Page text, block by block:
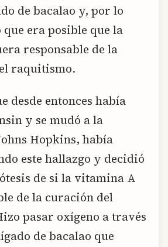
de bacalao y, por lo
era posible que la
responsable de la
raquitismo.
desde entonces había
y se mudó a la
Hopkins, había
este hallazgo y decidió
de si la vitamina A
de la curación del
pasar oxígeno a través
de bacalao que